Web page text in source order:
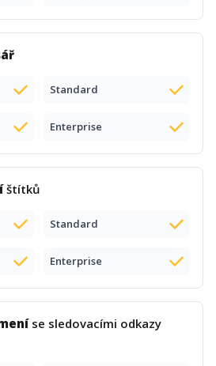
Standard
Enterprise
štítků
Standard
Enterprise
se sledovacími odkazy